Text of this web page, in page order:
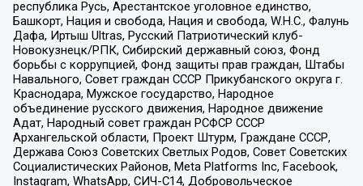
республика Русь, Арестантское уголовное единство,
Башкорт, Нация и свобода, Нация и свобода, W.H.С., Фалунь
Дафа, Иртыш Ultras, Русский Патриотический клуб-
Новокузнецк/РПК, Сибирский державный союз, Фонд
борьбы с коррупцией, Фонд защиты прав граждан, Штабы
Навального, Совет граждан СССР Прикубанского округа г.
Краснодара, Мужское государство, Народное
объединение русского движения, Народное движение
Адат, Народный совет граждан РСФСР СССР
Архангельской области, Проект Штурм, Граждане СССР,
Держава Союз Советских Светлых Родов, Совет Советских
Социалистических Районов, Meta Platforms Inc, Facebook,
Instagram, WhatsApp, СИЧ-С14, Добровольческое